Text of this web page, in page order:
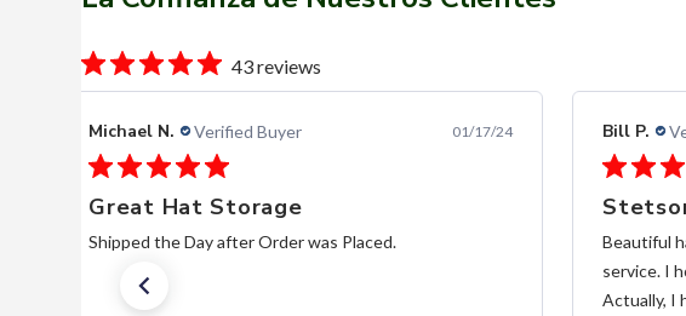
43 reviews
Bill P. Verified Buyer 04/23/26
Stetson Shasta Silverbelly
Beautiful hat. Very reasonable, comparatively. Quick
Actually, I hope I’m here when I need another.
Alfredo
Fast
las Botas
y buena